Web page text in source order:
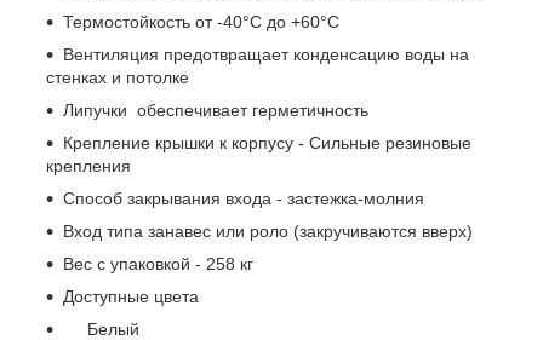
Термостойкость от -40°C до +60°C
Вентиляция предотвращает конденсацию воды на
стенках и потолке
Липучки обеспечивает герметичность
Крепление крышки к корпусу - Сильные резиновые
крепления
Способ закрывания входа - застежка-молния
Вход типа занавес или роло (закручиваются вверх)
Вес с упаковкой - 258 кг
Доступные цвета
Белый